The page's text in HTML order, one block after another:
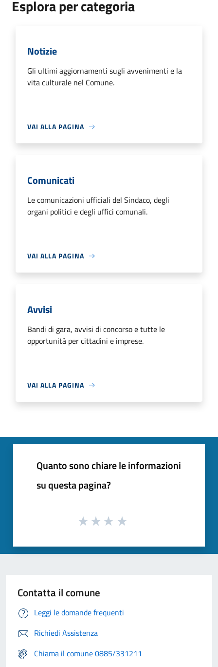
Esplora per categoria
Notizie
Gli ultimi aggiornamenti sugli avvenimenti e la
vita culturale nel Comune.
VAI ALLA PAGINA
Comunicati
Le comunicazioni ufficiali del Sindaco, degli
organi politici e degli uffici comunali.
VAI ALLA PAGINA
Avvisi
Bandi di gara, avvisi di concorso e tutte le
opportunità per cittadini e imprese.
VAI ALLA PAGINA
Quanto sono chiare le informazioni
su questa pagina?
Contatta il comune
Leggi le domande frequenti
Richiedi Assistenza
Chiama il comune 0885/331211